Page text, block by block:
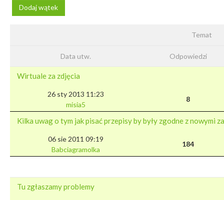
Dodaj wątek
Temat
Data utw. Odpowiedzi
Wirtuale za zdjęcia
26 sty 2013 11:23
misia5
8
Kilka uwag o tym jak pisać przepisy by były zgodne z nowymi
06 sie 2011 09:19
Babciagramolka
184
Tu zgłaszamy problemy